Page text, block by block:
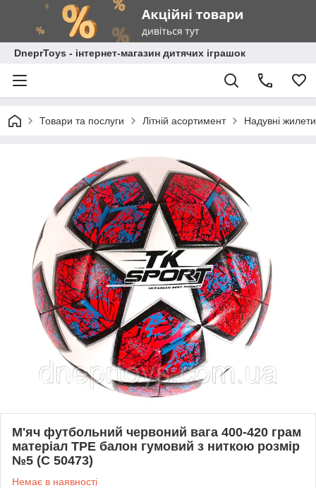
DneprToys - інтернет-магазин дитячих іграшок
Товари та послуги Літній асортимент Надувні
М'яч футбольний червоний вага 400-420 грам
матеріал TPE балон гумовий з ниткою розмір
№5 (C 50473)
Немає в наявності